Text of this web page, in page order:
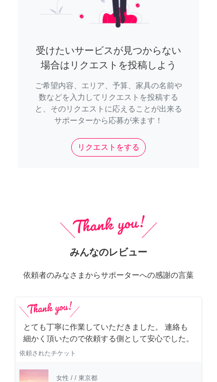
受けたいサービスが見つからない
場合はリクエストを投稿しよう
ご希望内容、エリア、予算、家具の名前や
数などを入力してリクエストを投稿する
と、そのリクエストに応えることが出来る
サポーターから応募が来ます！
リクエストをする
みんなのレビュー
依頼者のみなさまからサポーターへの感謝の言葉
とても丁寧に作業していただきました。 連絡も
細かく頂いたので依頼する側として安心でした。
依頼されたチケット
女性 / / 東京都